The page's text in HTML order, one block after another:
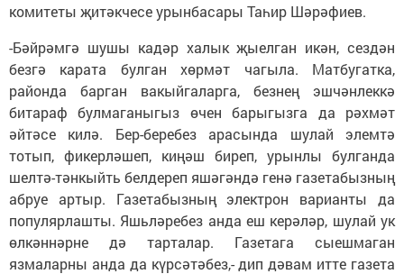
комитеты җитәкчесе урынбасары Таһир Шәрәфиев.
-Бәйрәмгә шушы кадәр халык җыелган икән, сездән
безгә карата булган хөрмәт чагыла. Матбугатка,
районда барган вакыйгаларга, безнең эшчәнлеккә
битараф булмаганыгыз өчен барыгызга да рәхмәт
әйтәсе килә. Бер-беребез арасында шулай элемтә
тотып, фикерләшеп, киңәш биреп, урынлы булганда
шелтә-тәнкыйть белдереп яшәгәндә генә газетабызның
абруе артыр. Газетабызның электрон варианты да
популярлашты. Яшьләребез анда еш керәләр, шулай ук
өлкәннәрне дә тарталар. Газетага сыешмаган
язмаларны анда да күрсәтәбез,- дип дәвам итте газета